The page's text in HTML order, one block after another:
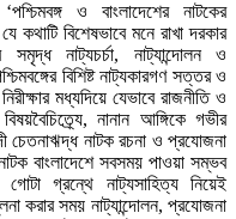
ও বাংলাদেশের নাটকের
বিশেষভাবে মনে রাখা দরকার
নাট্যচর্চা, নাট্যান্দোলন ও
বিশিষ্ট নাট্যকারগণ সত্তর ও
মধ্যদিয়ে যেভাবে রাজনীতি ও
নানান আঙ্গিকে গভীর
চেতনাঋদ্ধ নাটক রচনা ও প্রযোজনা
বাংলাদেশে সবসময় পাওয়া সম্ভব
গ্রন্থে নাট্যসাহিত্য নিয়েই
করার সময় নাট্যান্দোলন, প্রযোজনা